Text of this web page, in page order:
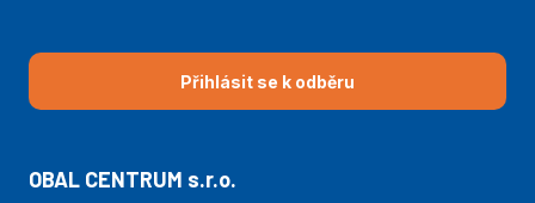
Přihlásit se k odběru
OBAL CENTRUM s.r.o.